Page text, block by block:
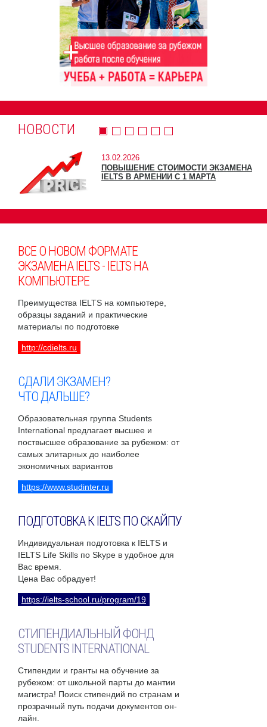
НОВОСТИ
13.02.2026
ПОВЫШЕНИЕ СТОИМОСТИ ЭКЗАМЕНА
IELTS В АРМЕНИИ С 1 МАРТА
ВСЕ О НОВОМ ФОРМАТЕ
ЭКЗАМЕНА IELTS - IELTS НА
КОМПЬЮТЕРЕ
Преимущества IELTS на компьютере,
образцы заданий и практические
материалы по подготовке
http://cdielts.ru
СДАЛИ ЭКЗАМЕН?
ЧТО ДАЛЬШЕ?
Образовательная группа Students
International предлагает высшее и
поствысшее образование за рубежом: от
самых элитарных до наиболее
экономичных вариантов
https://www.studinter.ru
ПОДГОТОВКА К IELTS ПО СКАЙПУ
Индивидуальная подготовка к IELTS и
IELTS Life Skills по Skype в удобное для
Вас время.
Цена Вас обрадует!
https://ielts-school.ru/program/19
СТИПЕНДИАЛЬНЫЙ ФОНД
STUDENTS INTERNATIONAL
Стипендии и гранты на обучение за
рубежом: от школьной парты до мантии
магистра! Поиск стипендий по странам и
прозрачный путь подачи документов он-
лайн.